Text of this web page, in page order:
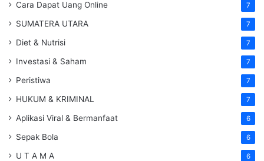
Cara Dapat Uang Online 7
SUMATERA UTARA 7
Diet & Nutrisi 7
Investasi & Saham 7
Peristiwa 7
HUKUM & KRIMINAL 7
Aplikasi Viral & Bermanfaat 6
Sepak Bola 6
U T A M A 6